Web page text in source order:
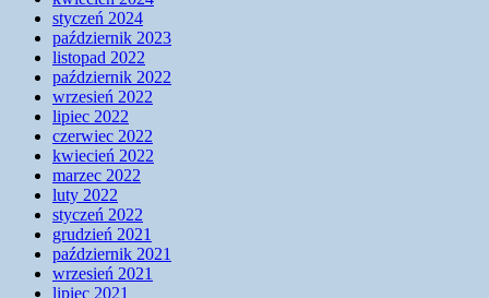
styczeń 2024
październik 2023
listopad 2022
październik 2022
wrzesień 2022
lipiec 2022
czerwiec 2022
kwiecień 2022
marzec 2022
luty 2022
styczeń 2022
grudzień 2021
październik 2021
wrzesień 2021
lipiec 2021